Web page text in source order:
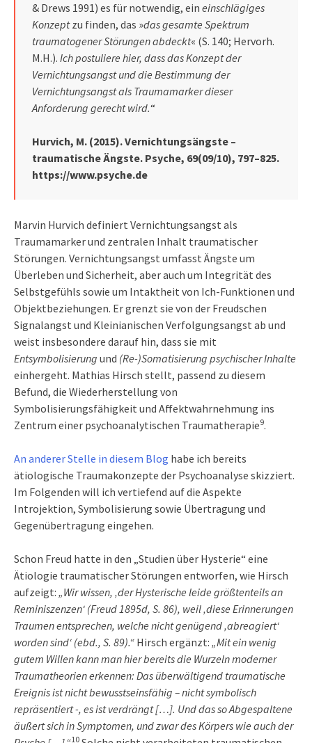
& Drews 1991) es für notwendig, ein einschlägiges
Konzeptzu finden, das »das gesamte Spektrum
traumatogener Störungen abdeckt« (S. 140; Hervorh.
M.H.). Ich postuliere hier, dass das Konzept der
Vernichtungsangst und die Bestimmung der
Vernichtungsangst als Traumamarker dieser
Anforderung gerecht wird.“
Hurvich, M. (2015). Vernichtungsängste –
traumatische Ängste. Psyche, 69(09/10), 797–825.
https://www.psyche.de
Marvin Hurvich definiert Vernichtungsangst als
Traumamarker und zentralen Inhalt traumatischer
Störungen. Vernichtungsangst umfasst Ängste um
Überleben und Sicherheit, aber auch um Integrität des
Selbstgefühls sowie um Intaktheit von Ich-Funktionen und
Objektbeziehungen. Er grenzt sie von der Freudschen
Signalangst und Kleinianischen Verfolgungsangst ab und
weist insbesondere darauf hin, dass sie mit
Entsymbolisierung und (Re-)Somatisierung psychischer Inhalte
einhergeht. Mathias Hirsch stellt, passend zu diesem
Befund, die Wiederherstellung von
Symbolisierungsfähigkeit und Affektwahrnehmung ins
Zentrum einer psychoanalytischen Traumatherapie9.
An anderer Stelle in diesem Blog habe ich bereits
ätiologische Traumakonzepte der Psychoanalyse skizziert.
Im Folgenden will ich vertiefend auf die Aspekte
Introjektion, Symbolisierung sowie Übertragung und
Gegenübertragung eingehen.
Schon Freud hatte in den „Studien über Hysterie“ eine
Ätiologie traumatischer Störungen entworfen, wie Hirsch
aufzeigt: „Wir wissen, ‚der Hysterische leide größtenteils an
Reminiszenzen‘ (Freud 1895d, S. 86), weil ‚diese Erinnerungen
Traumen entsprechen, welche nicht genügend ‚abreagiert‘
worden sind‘ (ebd., S. 89).“ Hirsch ergänzt: „Mit ein wenig
gutem Willen kann man hier bereits die Wurzeln moderner
Traumatheorien erkennen: Das überwältigend traumatische
Ereignis ist nicht bewusstseinsfähig – nicht symbolisch
repräsentiert -, es ist verdrängt […]. Und das so Abgespaltene
äußert sich in Symptomen, und zwar des Körpers wie auch der
10